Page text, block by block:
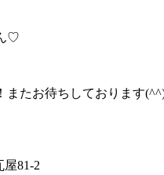
♡
またお待ちしております
81-2